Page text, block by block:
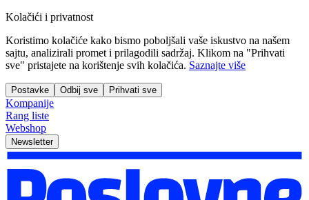
Kolačići i privatnost
Koristimo kolačiće kako bismo poboljšali vaše iskustvo na našem
sajtu, analizirali promet i prilagodili sadržaj. Klikom na "Prihvati
sve" pristajete na korištenje svih kolačića. Saznajte više
Postavke Odbij sve Prihvati sve
Kompanije
Rang liste
Webshop
Newsletter